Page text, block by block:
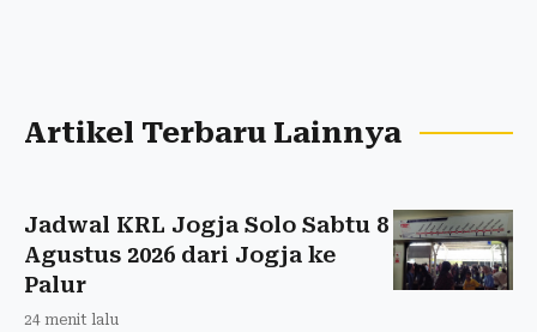
Artikel Terbaru Lainnya
Jadwal KRL Jogja Solo Sabtu 8
Agustus 2026 dari Jogja ke
Palur
24 menit lalu